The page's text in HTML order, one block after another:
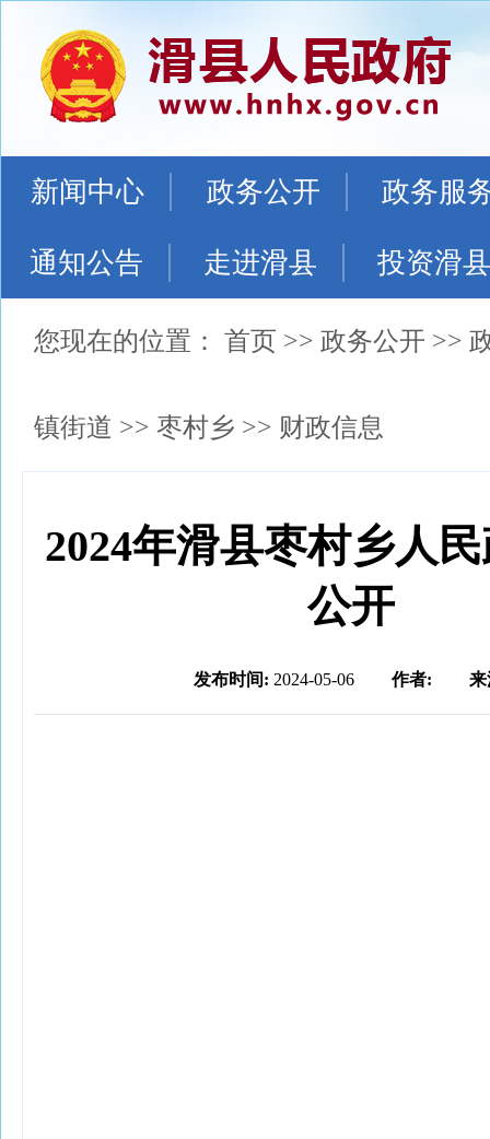
新闻中心 政务公开 政务服
通知公告 走进滑县 投资滑县
您现在的位置： 首页 >> 政务公开 >>
镇街道 >> 枣村乡 >> 财政信息
2024年滑县枣村乡人
公开
发布时间: 2024-05-06 作者: 来